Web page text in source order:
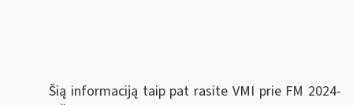
Šią informaciją taip pat rasite VMI prie FM 2024-